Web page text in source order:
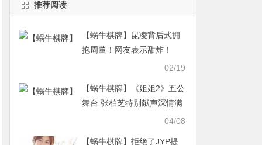
推荐阅读
【蜗牛棋牌】昆凌背后式拥
抱周董！网友表示甜炸！
02/19
【蜗牛棋牌】《姐姐2》五公
舞台 张柏芝特别献声深情满
04/08
【蜗牛棋牌】拒绝了JYP提